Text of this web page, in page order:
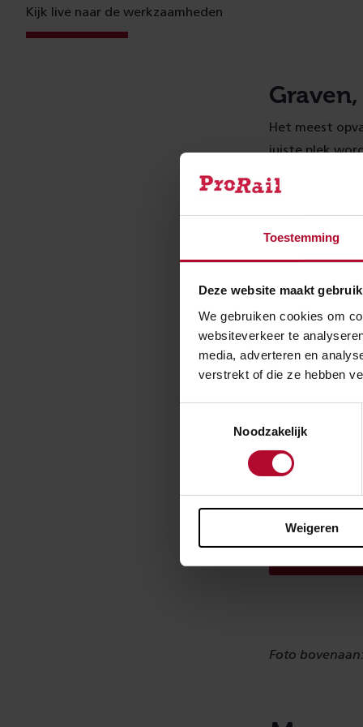
Toestemming
Deze website maakt
We gebruiken cookies om
websiteverkeer te
media, adverteren en
verstrekt of die ze hebben
Noodzakelijk
Weigeren
Kijk live naar de werkzaamheden
Het meest
juiste plek
net zo veel als
geschoven.
à 7 meter per
spoorbaan
Van 15
Apeldoorn
met andere
een
Foto